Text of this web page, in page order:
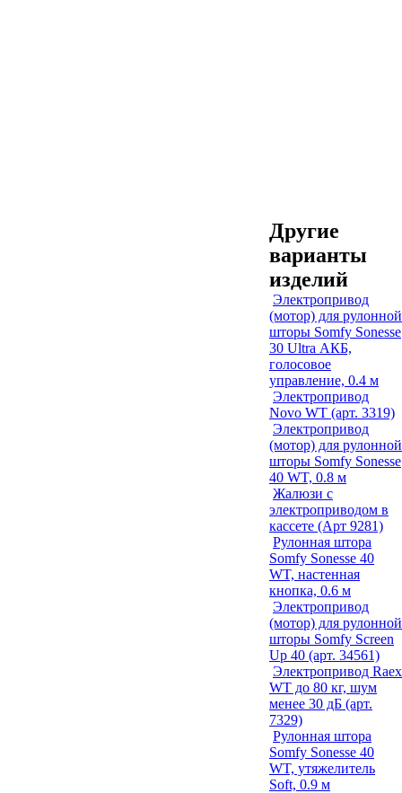
Другие
варианты
изделий
Электропривод
(мотор) для рулонной
шторы Somfy Sonesse
30 Ultra АКБ,
голосовое
управление, 0.4 м
Электропривод
Novo WT (арт. 3319)
Электропривод
(мотор) для рулонной
шторы Somfy Sonesse
40 WT, 0.8 м
Жалюзи с
электроприводом в
кассете (Арт 9281)
Рулонная штора
Somfy Sonesse 40
WT, настенная
кнопка, 0.6 м
Электропривод
(мотор) для рулонной
шторы Somfy Screen
Up 40 (арт. 34561)
Электропривод Raex
WT до 80 кг, шум
менее 30 дБ (арт.
7329)
Рулонная штора
Somfy Sonesse 40
WT, утяжелитель
Soft, 0.9 м